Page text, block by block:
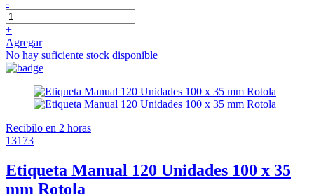
-
+
Agregar
No hay suficiente stock disponible
Recibilo en 2 horas
13173
Etiqueta Manual 120 Unidades 100 x 35
mm Rotola